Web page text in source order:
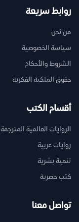
روابط سريعة
من نحن
سياسة الخصوصية
الشروط والأحكام
حقوق الملكية الفكرية
أقسام الكتب
الروايات العالمية المترجمة
روايات عربية
تنمية بشرية
كتب حصرية
تواصل معنا